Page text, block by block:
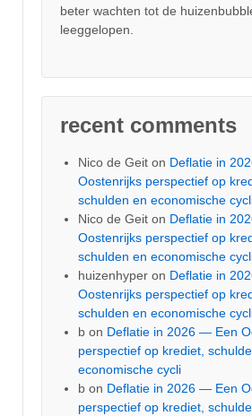
beter wachten tot de
leeggelopen.
recent comments
Nico de Geit on Deflatie in
Oostenrijks perspectief op
schulden en economische
Nico de Geit on Deflatie in
Oostenrijks perspectief op
schulden en economische
huizenhyper on Deflatie in
Oostenrijks perspectief op
schulden en economische
b on Deflatie in 2026 — Een
perspectief op krediet,
economische cycli
b on Deflatie in 2026 — Een
perspectief op krediet,